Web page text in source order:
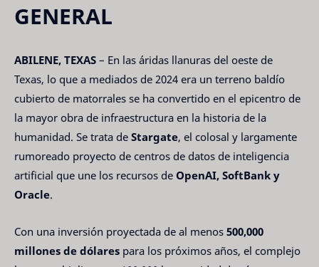
GENERAL
ABILENE, TEXAS – En las áridas llanuras del oeste de
Texas, lo que a mediados de 2024 era un terreno baldío
cubierto de matorrales se ha convertido en el epicentro de
la mayor obra de infraestructura en la historia de la
humanidad. Se trata de Stargate, el colosal y largamente
rumoreado proyecto de centros de datos de inteligencia
artificial que une los recursos de OpenAI, SoftBank y
Oracle.
Con una inversión proyectada de al menos 500,000
millones de dólares para los próximos años, el complejo